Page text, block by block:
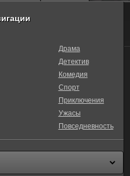
Драма
Детектив
Комедия
Спорт
Приключения
Ужасы
Повседневность